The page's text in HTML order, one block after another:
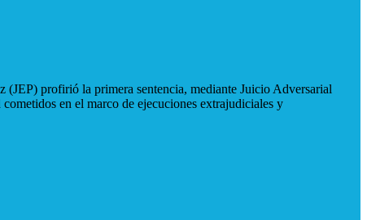
(JEP) profirió la primera sentencia, mediante Juicio Adversarial
en el marco de ejecuciones extrajudiciales y